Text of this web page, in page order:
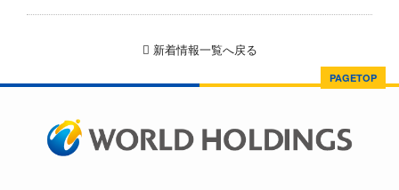
新着情報一覧へ戻る
PAGETOP